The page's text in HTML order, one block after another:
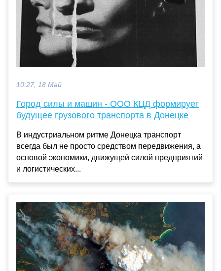
10:27, 18 Май
Город силы и машин - ООО КЦД формирует
будущее грузового транспорта в Донецке
В индустриальном ритме Донецка транспорт
всегда был не просто средством передвижения, а
основой экономики, движущей силой предприятий
и логистических...